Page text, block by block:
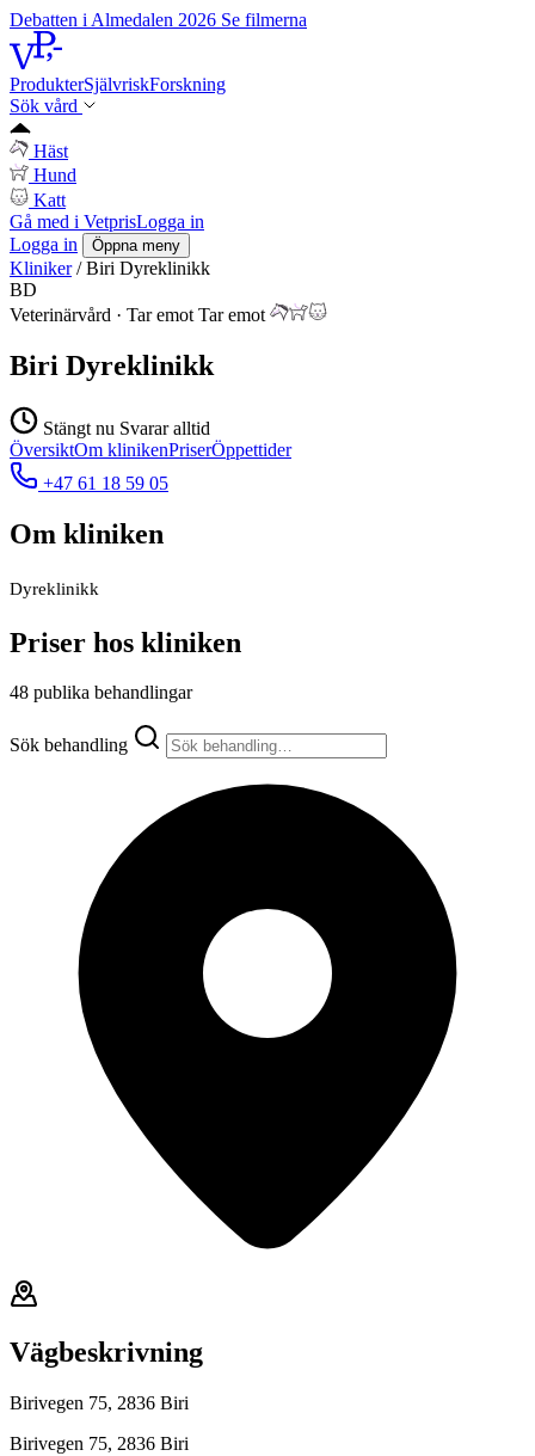
Debatten i Almedalen 2026 Se filmerna
ProdukterSjälvriskForskning
Sök vård
Häst
Hund
Katt
Gå med i VetprisLogga in
Logga in
Öppna meny
Kliniker / Biri Dyreklinikk
BD
Veterinärvård · Tar emot Tar emot
Biri Dyreklinikk
Stängt nu Svarar alltid
ÖversiktOm klinikenPriserÖppettider
+47 61 18 59 05
Om kliniken
Dyreklinikk
Priser hos kliniken
48 publika behandlingar
Sök behandling
Vägbeskrivning
Birivegen 75, 2836 Biri
Birivegen 75, 2836 Biri